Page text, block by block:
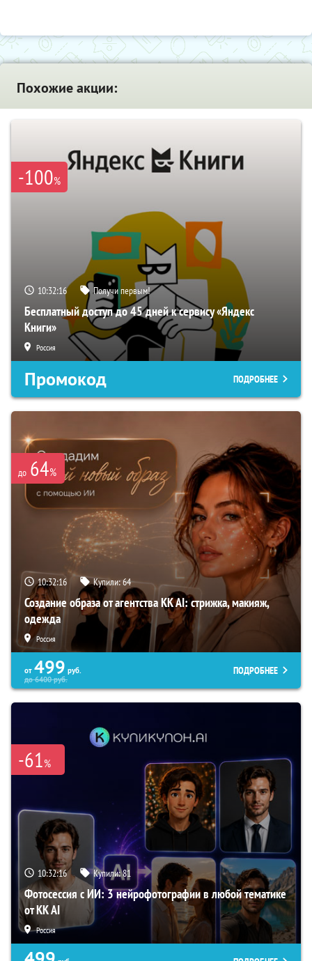
Похожие акции:
-100%
10:32:16 Получи первым!
Бесплатный доступ до 45 дней к сервису «Яндекс
Книги»
Россия
Промокод ПОДРОБНЕЕ
до 64%
10:32:16 Купили:64
Создание образа от агентства KK AI: стрижка, макияж,
одежда
Россия
от 499 руб.
до6400руб.
ПОДРОБНЕЕ
-61%
10:32:16 Купили:81
Фотосессия с ИИ: 3 нейрофотографии в любой тематике
от KK AI
Россия